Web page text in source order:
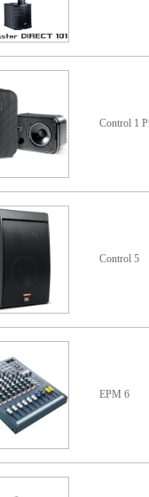
Control 1
Control 5
EPM 6